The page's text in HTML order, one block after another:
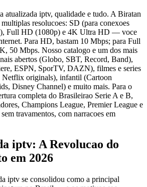
atualizada iptv, qualidade e tudo. A Biratan
resolucoes: SD (para conexoes
Full HD (1080p) e 4K Ultra HD — voce
Para HD, bastam 10 Mbps; para Full
50 Mbps. Nosso catalogo e um dos mais
abertos (Globo, SBT, Record, Band),
ESPN, SporTV, DAZN), filmes e series
originals), infantil (Cartoon
Disney Channel) e muito mais. Para o
completa do Brasileirao Serie A e B,
Champions League, Premier League e
travamentos, com narracoes em
iptv: A Revolucao do
em 2026
iptv se consolidou como a principal